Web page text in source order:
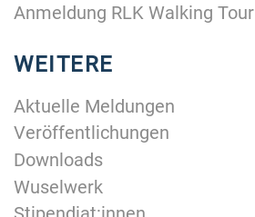
Anmeldung RLK Walking Tour
WEITERE
Aktuelle Meldungen
Veröffentlichungen
Downloads
Wuselwerk